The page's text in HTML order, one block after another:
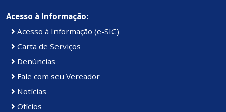
Acesso à Informação:
Acesso à Informação (e-SIC)
Carta de Serviços
Denúncias
Fale com seu Vereador
Notícias
Ofícios